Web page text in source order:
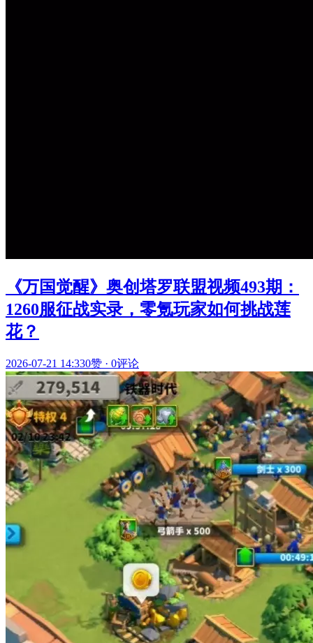
《万国觉醒》奥创塔罗联盟视频493期：
1260服征战实录，零氪玩家如何挑战莲
花？
2026-07-21 14:330赞 · 0评论